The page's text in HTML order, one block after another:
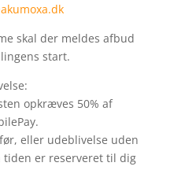
skal der meldes afbud
start.
opkræves 50% af
eller udeblivelse uden
er reserveret til dig